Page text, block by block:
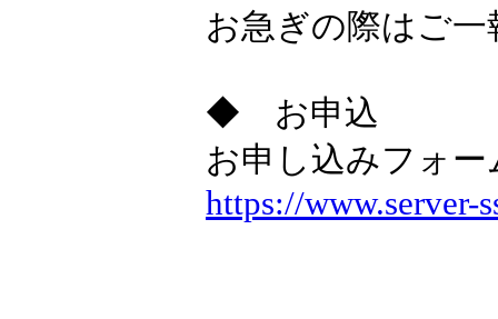
お急ぎの際はご
◆ お申込
お申し込みフォー
https://www.server-